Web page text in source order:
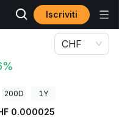
Iscriviti
CHF
200D 1Y
0.000025